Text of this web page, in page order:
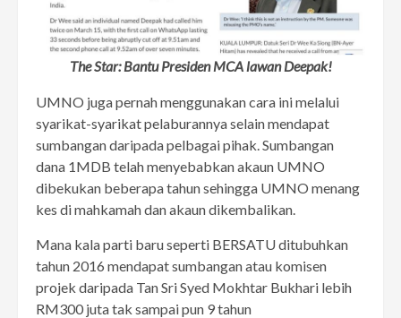
The Star: Bantu Presiden MCA lawan Deepak!
UMNO juga pernah menggunakan cara ini melalui
syarikat-syarikat pelaburannya selain mendapat
sumbangan daripada pelbagai pihak. Sumbangan
dana 1MDB telah menyebabkan akaun UMNO
dibekukan beberapa tahun sehingga UMNO menang
kes di mahkamah dan akaun dikembalikan.
Mana kala parti baru seperti BERSATU ditubuhkan
tahun 2016 mendapat sumbangan atau komisen
projek daripada Tan Sri Syed Mokhtar Bukhari lebih
RM300 juta tak sampai pun 9 tahun